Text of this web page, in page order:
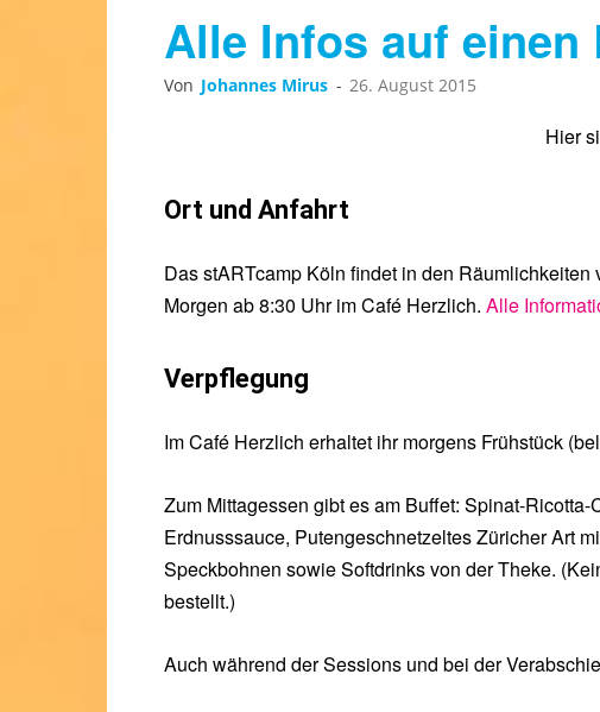
Alle Infos auf einen
Von Johannes Mirus - 26. August 2015
Hier
Ort und Anfahrt
Das stARTcamp Köln findet in den
Morgen ab 8:30 Uhr im Café Herzlich. Alle
Verpflegung
Im Café Herzlich erhaltet ihr morgens Frühstück
Zum Mittagessen gibt es am Buffet: Spinat-
Erdnusssauce, Putengeschnetzeltes Züricher Art
Speckbohnen sowie Softdrinks von der Theke.
bestellt.)
Auch während der Sessions und bei der